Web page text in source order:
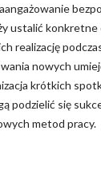
ustalić
realizację
nowych
krótkich
podzielić się
metod pracy.